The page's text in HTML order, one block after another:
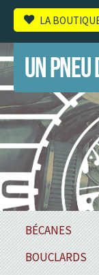
LA
UN
BÉCANES
BOUCLARDS